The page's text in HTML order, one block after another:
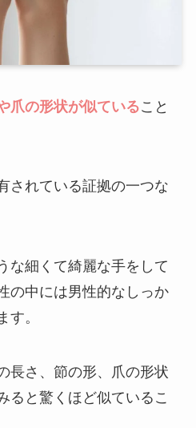
爪の形状が似ていること
されている証拠の一つな
な細くて綺麗な手をして
の中には男性的なしっか
す。
長さ、節の形、爪の形状
ると驚くほど似ているこ